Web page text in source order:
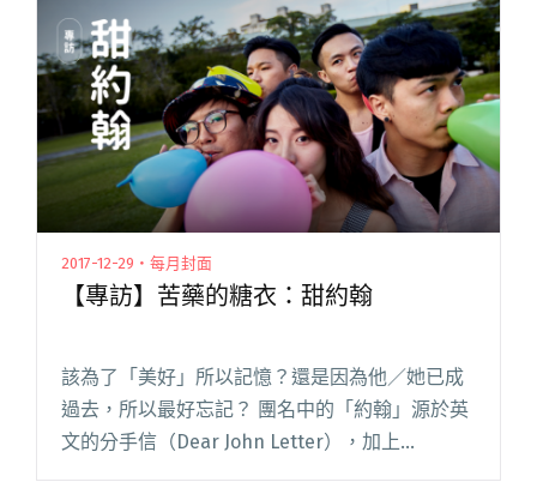
"per se與廠牌夥伴們來台演出 黃玠瑋、慢慢說樂
團擔綱台北場嘉賓"
2017-12-29・每月封面
【專訪】苦藥的糖衣：甜約翰
該為了「美好」所以記憶？還是因為他／她已成
過去，所以最好忘記？ 團名中的「約翰」源於英
文的分手信（Dear John Letter），加上
「甜」，指為時時刻刻提醒你生命中的每個「美